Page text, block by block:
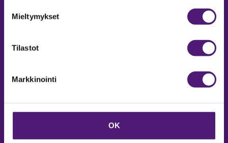
Mieltymykset
Tilastot
Markkinointi
OK
Vastuullisuus
Ympäristöohjelma
Avoimet työpaikat